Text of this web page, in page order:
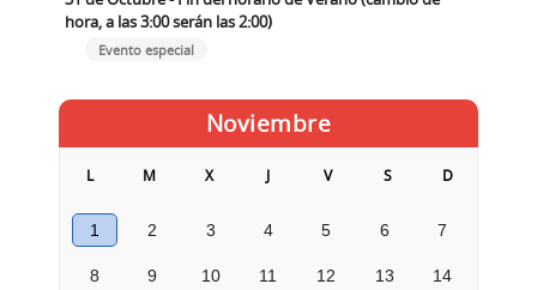
hora, a las 3:00 serán las 2:00)
Evento especial
Noviembre
L M X J V S D
1 2 3 4 5 6 7
8 9 10 11 12 13 14